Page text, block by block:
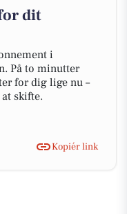
dit
i
På to minutter
for dig lige nu –
skifte.
Kopiér link